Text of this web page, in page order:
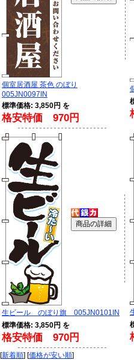
個室居酒屋 茶色 のぼり
005JN0097IN
標準価格: 3,850円 を
格安特価 970円
生ビール のぼり旗 005JN0101IN
標準価格: 3,850円 を
格安特価 970円
[新着順] [価格が安い順]